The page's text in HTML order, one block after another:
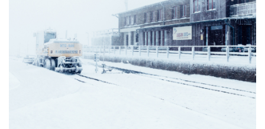
Winter in Harz Mountains